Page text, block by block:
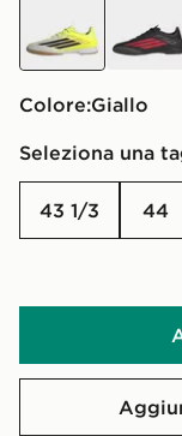
Colore:
Giallo
Seleziona una
43 1/3 44